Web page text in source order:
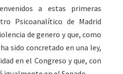
a estas primeras
Psicoanalítico de Madrid
de genero y que, como
sido concretado en una ley,
en el Congreso y que, con